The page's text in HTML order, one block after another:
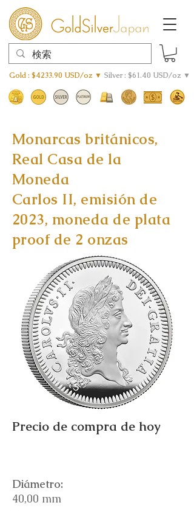
Gold : $4233.90 USD/oz ▼ Silver : $61.40 USD/oz ▼
Monarcas británicos,
Real Casa de la
Moneda
Carlos II, emisión de
2023, moneda de plata
proof de 2 onzas
Precio de compra de hoy
Diámetro:
40,00 mm